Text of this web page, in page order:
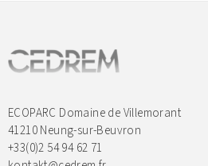
ECOPARC Domaine de Villemorant
41210 Neung-sur-Beuvron
+33(0)2 54 94 62 71